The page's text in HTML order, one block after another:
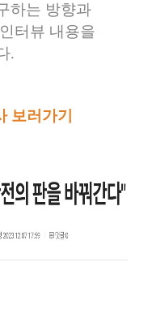
하는 방향과
터뷰 내용을
.
보러가기